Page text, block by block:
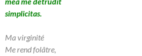
simplicitas.
Ma virginité
Me rend folâtre,